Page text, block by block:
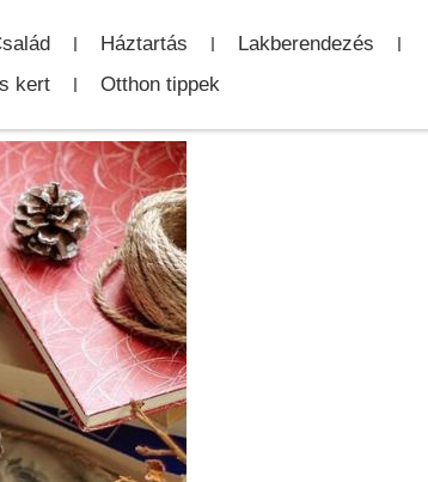
Háztartás
Lakberendezés
kert Otthon tippek